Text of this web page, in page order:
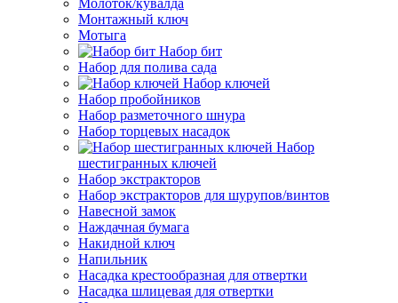
Молоток/кувалда
Монтажный ключ
Мотыга
Набор бит
Набор для полива сада
Набор ключей
Набор пробойников
Набор разметочного шнура
Набор торцевых насадок
Набор
шестигранных ключей
Набор экстракторов
Набор экстракторов для шурупов/винтов
Навесной замок
Наждачная бумага
Накидной ключ
Напильник
Насадка крестообразная для отвертки
Насадка шлицевая для отвертки